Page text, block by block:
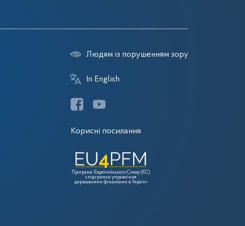
Людям із порушенням зору
In English
Корисні посилання
Програма Європейського Союзу (ЄС)
з підтримки управління
державними фінансами в Україні